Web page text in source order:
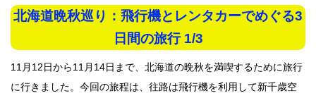
北海道晩秋巡り：飛行機とレンタカーでめぐる3
日間の旅行 1/3
11月12日から11月14日まで、北海道の晩秋を満喫するために旅行
に行きました。今回の旅程は、往路は飛行機を利用して新千歳空